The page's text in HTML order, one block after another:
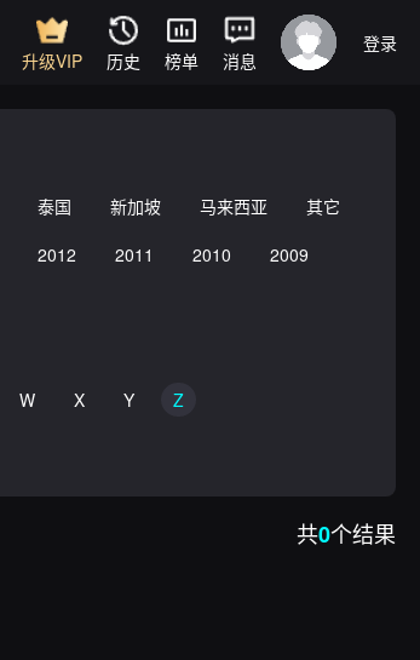
升级VIP 历史 榜单 消息
登录
泰国 新加坡 马来西亚
其它
2012 2011 2010
2009
W X Y
Z
共0个结果